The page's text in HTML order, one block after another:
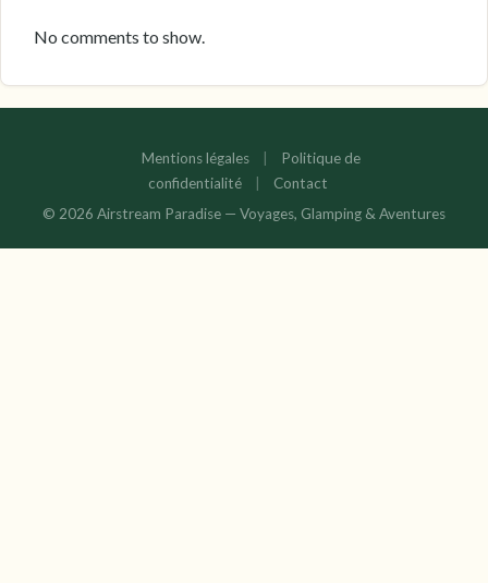
No comments to show.
Mentions légales
Politique de
confidentialité
Contact
© 2026 Airstream Paradise — Voyages, Glamping & Aventures